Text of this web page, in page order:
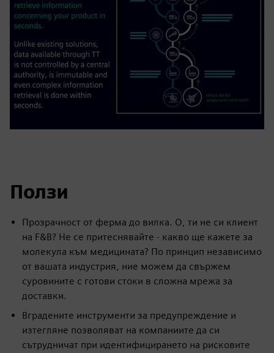
Ползи
Прозрачност от ферма до вилка. О, ти не си клиент
на F&B? Не се притеснявайте - какво ще кажете за
молекула към медицината? По принцип независимо
от вашата индустрия, ние можем да свържем
суровините с готови стоки в сложна мрежа за
доставки.
Вградените инструменти за предупреждение и
изтегляне позволяват на компаниите да си
сътрудничат при идентифицирането на рисковите